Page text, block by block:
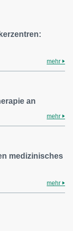
mehr
an
mehr
medizinisches
mehr